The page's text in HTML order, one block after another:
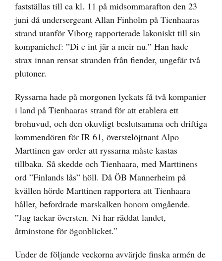
fastställas till ca kl. 11 på midsommarafton den 23
juni då undersergeant Allan Finholm på Tienhaaras
strand utanför Viborg rapporterade lakoniskt till sin
kompanichef: ”Di e int jär a meir nu.” Han hade
strax innan rensat stranden från fiender, ungefär två
plutoner.
Ryssarna hade på morgonen lyckats få två kompanier
i land på Tienhaaras strand för att etablera ett
brohuvud, och den okuvligt beslutsamma och driftiga
kommendören för IR 61, överstelöjtnant Alpo
Marttinen gav order att ryssarna måste kastas
tillbaka. Så skedde och Tienhaara, med Marttinens
ord ”Finlands lås” höll. Då ÖB Mannerheim på
kvällen hörde Marttinen rapportera att Tienhaara
håller, befordrade marskalken honom omgående.
”Jag tackar översten. Ni har räddat landet,
åtminstone för ögonblicket.”
Under de följande veckorna avvärjde finska armén de